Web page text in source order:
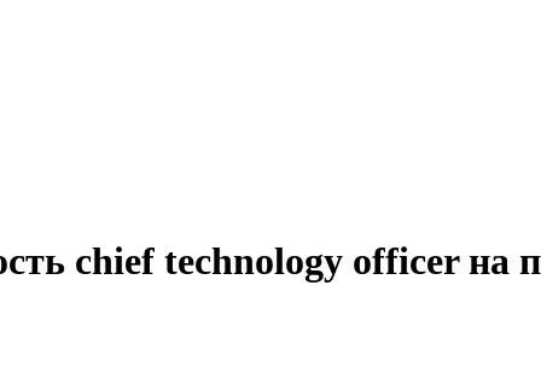
chief technology officer на